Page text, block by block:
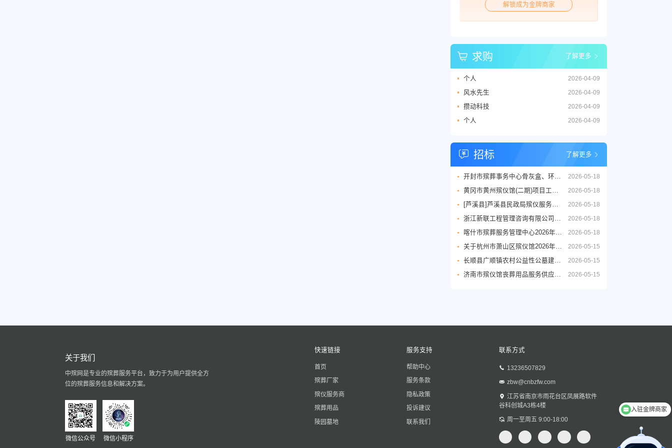
解锁成为金牌商家
求购 了解更多
2026-04-09
个人
2026-04-09
风水先生
2026-04-09
攒动科技
2026-04-09
个人
招标 了解更多
2026-05-18
开封市殡葬事务中心骨灰盒、环保棺等丧葬用品供应商采购项目三标段招标公告
2026-05-18
黄冈市黄州殡仪馆(二期)项目工程设计服务竞争性磋商征求意见公告
2026-05-18
[芦溪县]芦溪县民政局殡仪服务劳务外包项目
2026-05-18
浙江新联工程管理咨询有限公司关于嘉兴市公墓2026年度铜质逝者铭牌制作服务项目的竞争性磋商公告
2026-05-18
喀什市殡葬服务管理中心2026年度殡葬用品采购项目公开招标公告
2026-05-15
关于杭州市萧山区殡仪馆2026年至2029年物业管理服务政府采购项目的公开招标公告
2026-05-15
长顺县广顺镇农村公益性公墓建设项目
2026-05-15
济南市殡仪馆丧葬用品服务供应商采购项目公开招标招标公告
关于我们
中殡网是专业的殡葬服务平台，致力于为用户提供全方
位的殡葬服务信息和解决方案。
微信公众号 微信小程序
快速链接
首页
殡葬厂家
殡仪服务商
殡葬用品
陵园墓地
服务支持
帮助中心
服务条款
隐私政策
投诉建议
联系我们
联系方式
13236507829
zbw@cnbzfw.com
江苏省南京市雨花台区凤展路软件
谷科创城A3栋4楼
周一至周五 9:00-18:00 欢迎访问中殡网
入驻金牌商家